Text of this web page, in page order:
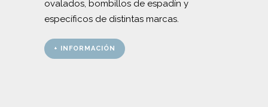
ovalados, bombillos de espadín y
específicos de distintas marcas.
+ INFORMACIÓN